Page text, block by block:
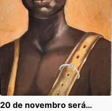
20 de novembro será…